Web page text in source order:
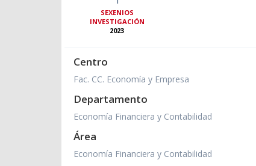
SEXENIOS
INVESTIGACIÓN
2023
Centro
Fac. CC. Economía y Empresa
Departamento
Economía Financiera y Contabilidad
Área
Economía Financiera y Contabilidad